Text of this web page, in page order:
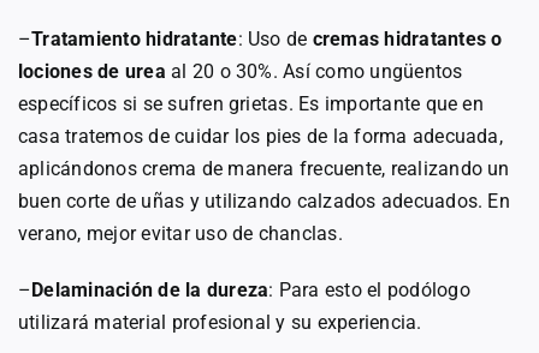
–Tratamiento hidratante: Uso de cremas hidratantes o
lociones de urea al 20 o 30%. Así como ungüentos
específicos si se sufren grietas. Es importante que en
casa tratemos de cuidar los pies de la forma adecuada,
aplicándonos crema de manera frecuente, realizando un
buen corte de uñas y utilizando calzados adecuados. En
verano, mejor evitar uso de chanclas.
– Delaminación de la dureza: Para esto el podólogo
utilizará material profesional y su experiencia.